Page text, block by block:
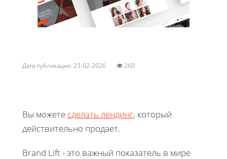
Дата публикации: 23-02-2026 260
Вы можете сделать лендинг, который
действительно продает.
Brand Lift - это важный показатель в мире